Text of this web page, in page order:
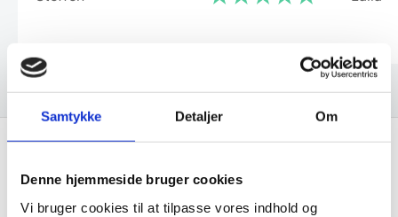
Samtykke Detaljer Om
Denne hjemmeside bruger cookies
Vi bruger cookies til at tilpasse vores indhold og
Få de bedste tilbud først!